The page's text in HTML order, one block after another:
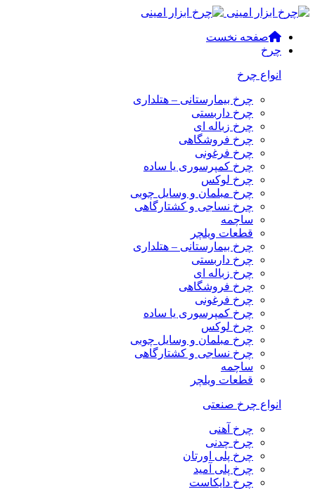
صفحه نخست
چرخ
انواع چرخ
چرخ بیمارستانی – هتلداری
چرخ داربستی
چرخ زباله ای
چرخ فروشگاهی
چرخ فرغونی
چرخ کمپرسوری یا ساده
چرخ لوکس
چرخ مبلمان و وسایل چوبی
چرخ نساجی و کشتارگاهی
ساچمه
قطعات ویلچر
چرخ بیمارستانی – هتلداری
چرخ داربستی
چرخ زباله ای
چرخ فروشگاهی
چرخ فرغونی
چرخ کمپرسوری یا ساده
چرخ لوکس
چرخ مبلمان و وسایل چوبی
چرخ نساجی و کشتارگاهی
ساچمه
قطعات ویلچر
انواع چرخ صنعتی
چرخ آهنی
چرخ چدنی
چرخ پلی اورتان
چرخ پلی آمید
چرخ دایکاست